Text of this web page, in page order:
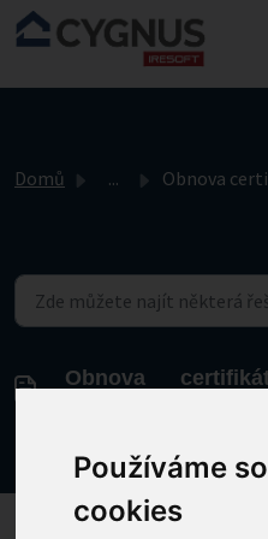
Používáme
cookies
Přeskočit na hlavní obsah
Domů ... Obnova certifikátu k
Obnova
Změněno dne Čt, 9